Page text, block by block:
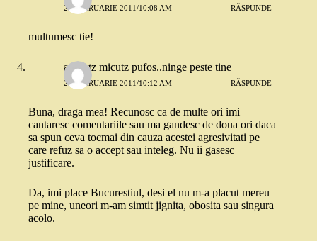
27 FEBRUARIE 2011/10:08 AM RĂSPUNDE
multumesc tie!
adinutz micutz pufos..ninge peste tine
27 FEBRUARIE 2011/10:12 AM RĂSPUNDE
Buna, draga mea! Recunosc ca de multe ori imi
cantaresc comentariile sau ma gandesc de doua ori daca
sa spun ceva tocmai din cauza acestei agresivitati pe
care refuz sa o accept sau inteleg. Nu ii gasesc
justificare.
Da, imi place Bucurestiul, desi el nu m-a placut mereu
pe mine, uneori m-am simtit jignita, obosita sau singura
acolo.